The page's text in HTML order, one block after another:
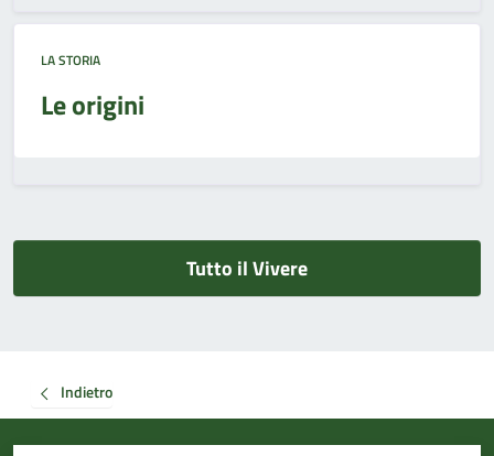
LA STORIA
Le origini
Tutto il Vivere
Indietro